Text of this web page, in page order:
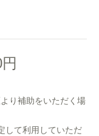
り補助をいただく場
して利用していただ